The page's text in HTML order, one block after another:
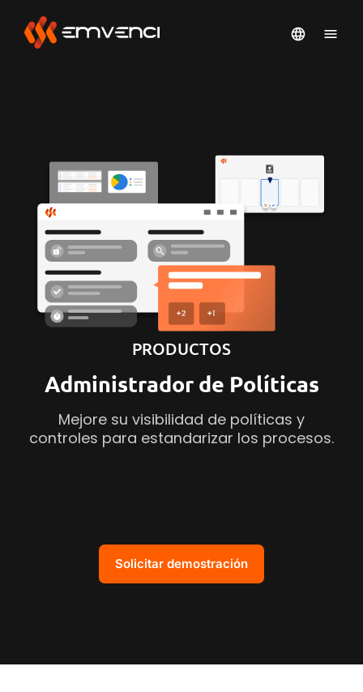
PRODUCTOS
Administrador de Políticas
Mejore su visibilidad de políticas y
controles para estandarizar los procesos.
Solicitar demostración